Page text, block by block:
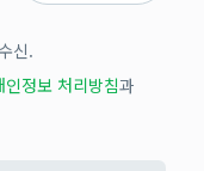
신.
인정보 처리방침과